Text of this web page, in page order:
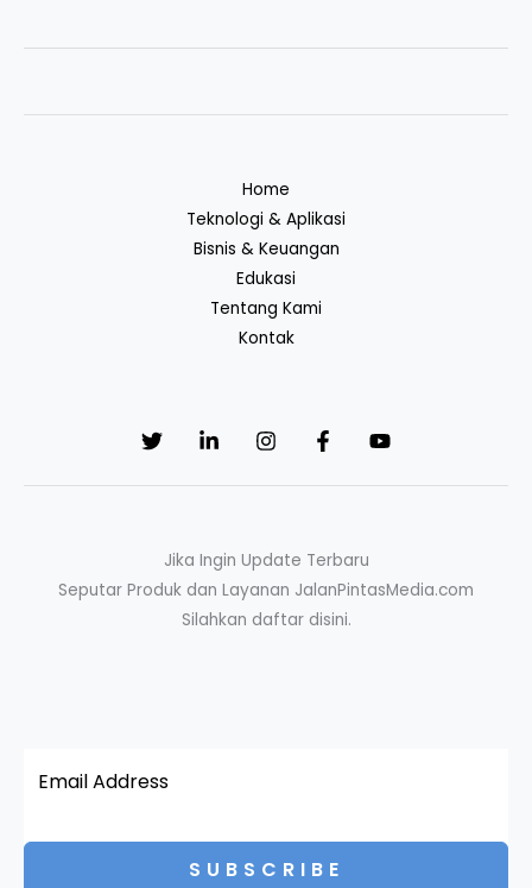
Home
Teknologi & Aplikasi
Bisnis & Keuangan
Edukasi
Tentang Kami
Kontak
Jika Ingin Update Terbaru
Seputar Produk dan Layanan JalanPintasMedia.com
Silahkan daftar disini.
SUBSCRIBE